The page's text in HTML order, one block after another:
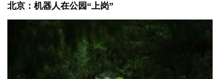
北京：机器人在公园“上岗”